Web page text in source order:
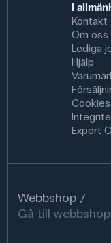
I
Kontakt
Om oss
Lediga
Hjälp
Cookies
Export
Webbshop
Gå till